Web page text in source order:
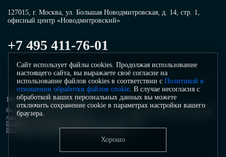
Сайт использует файлы cookies. Продолжая использование
настоящего сайта, вы выражаете своё согласие на
использование файлов cookies в соответствии с Политикой в
отношении обработки файлов cookie. В случае несогласия с
обработкой ваших персональных данных вы можете
отключить сохранение cookie в параметрах настройки вашего
браузера.
Хорошо
127015, г. Москва, ул. Большая Новодмитровская, д. 14, стр. 1,
офисный центр «Новодмитровский»
+7 495 411-76-01
1991–2026 ©Инфосистемы Джет
На сайте используется система защиты от спама.
Политика обработки персональных
данныхсистемы защиты от спама.
Политика в отношении обработки персональных данных
Политика в отношении обработки файлов cookie